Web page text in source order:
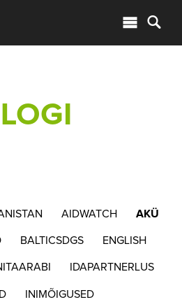
AIDWATCH AKÜ
BALTICSDGS ENGLISH
IDAPARTNERLUS
INIMÕIGUSED